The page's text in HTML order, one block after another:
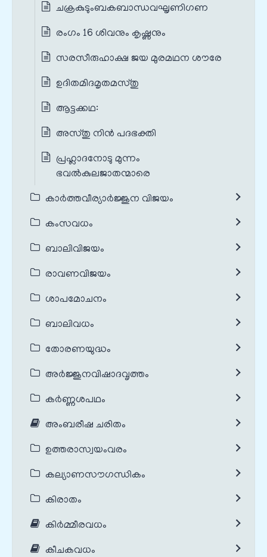
ചക്രകുടുംബകബാന്ധവഘൃണിഗണ
രംഗം 16 ശിവനും കൃഷ്ണനും
സരസീരുഹാക്ഷ ജയ മുരമഥന ശൗരേ
ഉദിതമിദമൃതമസ്തു
ആട്ടക്കഥ:
അസ്തു നിൻ പദഭക്തി
പ്രഹ്ലാദനോടു മുന്നം
ഭവൽകുലജാതന്മാരെ
കാർത്തവീര്യാർജ്ജുന വിജയം
കംസവധം
ബാലിവിജയം
രാവണവിജയം
ശാപമോചനം
ബാലിവധം
തോരണയുദ്ധം
അർജ്ജുനവിഷാദവൃത്തം
കർണ്ണശപഥം
അംബരീഷ ചരിതം
ഉത്തരാസ്വയംവരം
കല്യാണസൗഗന്ധികം
കിരാതം
കിർമ്മീരവധം
കീചകവധം